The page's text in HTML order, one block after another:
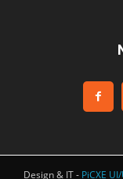
Design & IT - PiCXE